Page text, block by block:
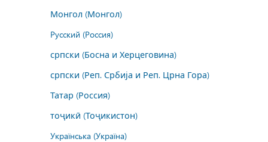
Монгол (Монгол)
Русский (Россия)
српски (Босна и Херцеговина)
српски (Реп. Србија и Реп. Црна Гора)
Татар (Россия)
тоҷикӣ (Тоҷикистон)
Українська (Україна)